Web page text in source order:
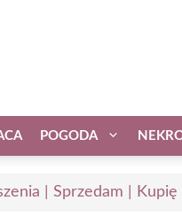
POGODA
| Sprzedam |